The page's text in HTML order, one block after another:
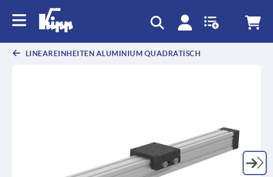
LINEAREINHEITEN ALUMINIUM QUADRATISCH